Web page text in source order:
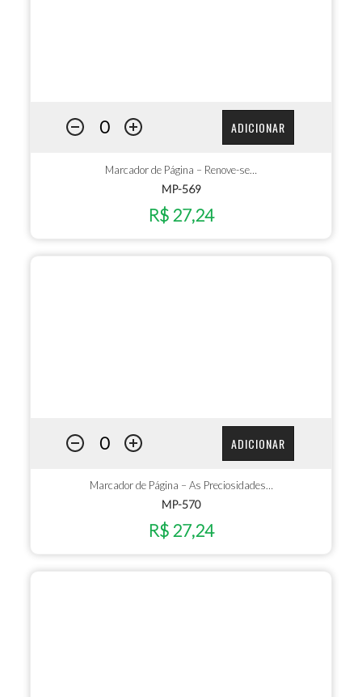
ADICIONAR
Marcador de Página – Renove-se…
MP-569
R$ 27,24
ADICIONAR
Marcador de Página – As Preciosidades…
MP-570
R$ 27,24